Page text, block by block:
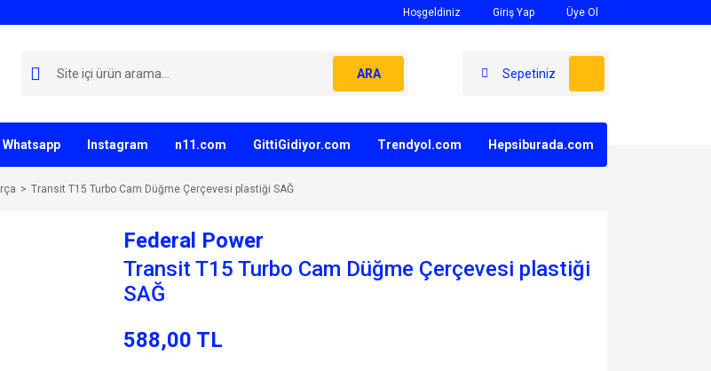
Hoşgeldiniz Giriş Yap Üye Ol
ARA Sepetiniz
Whatsapp Instagram n11.com GittiGidiyor.com Trendyol.com Hepsiburada.com
Transit T15 Turbo Cam Düğme Çerçevesi plastiği SAĞ
Federal Power
Transit T15 Turbo Cam Düğme Çerçevesi plastiği
SAĞ
588,00 TL